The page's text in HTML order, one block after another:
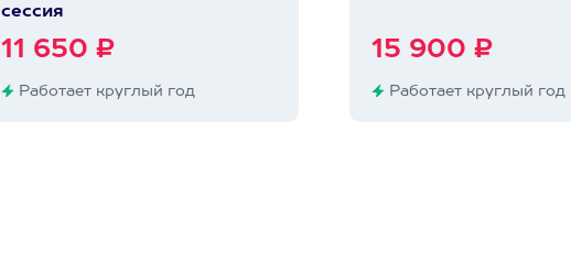
сессия
11 650 ₽
Работает круглый год
15 900 ₽
Работает круглый год